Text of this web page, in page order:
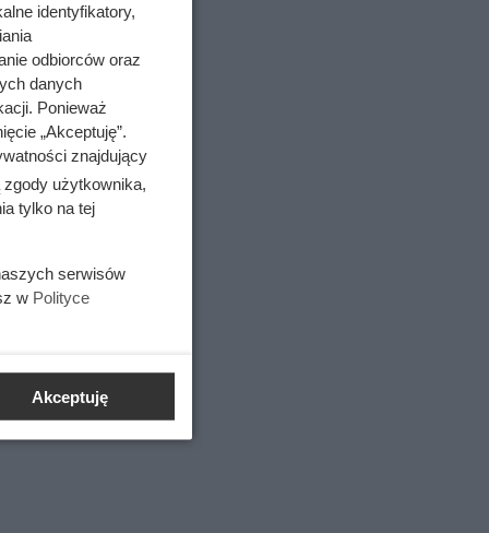
identyfikatory,
odbiorców oraz
danych
Ponieważ
„Akceptuję”.
znajdujący
użytkownika,
tylko na tej
serwisów
w Polityce
Akceptuję